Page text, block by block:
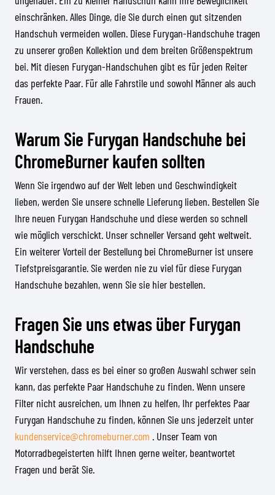
einschränken. Alles Dinge, die Sie durch einen gut sitzenden
Handschuh vermeiden wollen. Diese Furygan-Handschuhe tragen
zu unserer großen Kollektion und dem breiten Größenspektrum
bei. Mit diesen Furygan-Handschuhen gibt es für jeden Reiter
das perfekte Paar. Für alle Fahrstile und sowohl Männer als auch
Frauen.
Warum Sie Furygan Handschuhe bei
ChromeBurner kaufen sollten
Wenn Sie irgendwo auf der Welt leben und Geschwindigkeit
lieben, werden Sie unsere schnelle Lieferung lieben. Bestellen Sie
Ihre neuen Furygan Handschuhe und diese werden so schnell
wie möglich verschickt. Unser schneller Versand geht weltweit.
Ein weiterer Vorteil der Bestellung bei ChromeBurner ist unsere
Tiefstpreisgarantie. Sie werden nie zu viel für diese Furygan
Handschuhe bezahlen, wenn Sie sie hier bestellen.
Fragen Sie uns etwas über Furygan
Handschuhe
Wir verstehen, dass es bei einer so großen Auswahl schwer sein
kann, das perfekte Paar Handschuhe zu finden. Wenn unsere
Filter nicht ausreichen, um Ihnen zu helfen, Ihr perfektes Paar
Furygan Handschuhe zu finden, können Sie uns jederzeit unter
kundenservice@chromeburner.com . Unser Team von
Motorradbegeisterten hilft Ihnen gerne weiter, beantwortet
Fragen und berät Sie.